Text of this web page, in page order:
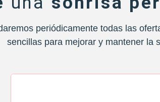
periódicamente todas las
sencillas para mejorar y mantener la